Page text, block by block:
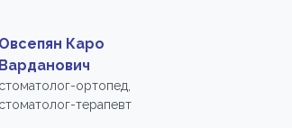
Овсепян Каро
Варданович
стоматолог-ортопед,
стоматолог-терапевт